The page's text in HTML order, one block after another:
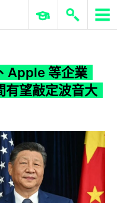
ERP 與商業 AI
Apple 等企業
有望敲定波音大